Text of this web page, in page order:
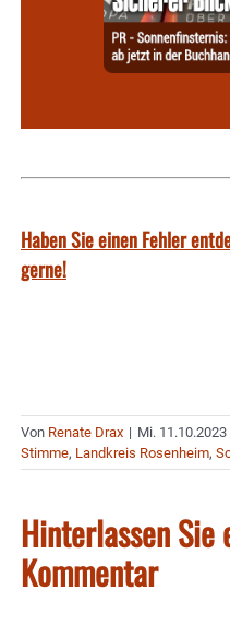
Haben Sie einen Fehler
gerne!
Von Renate Drax | Mi. 11.10.2023
Stimme, Landkreis Rosenheim,
Hinterlassen Sie
Kommentar